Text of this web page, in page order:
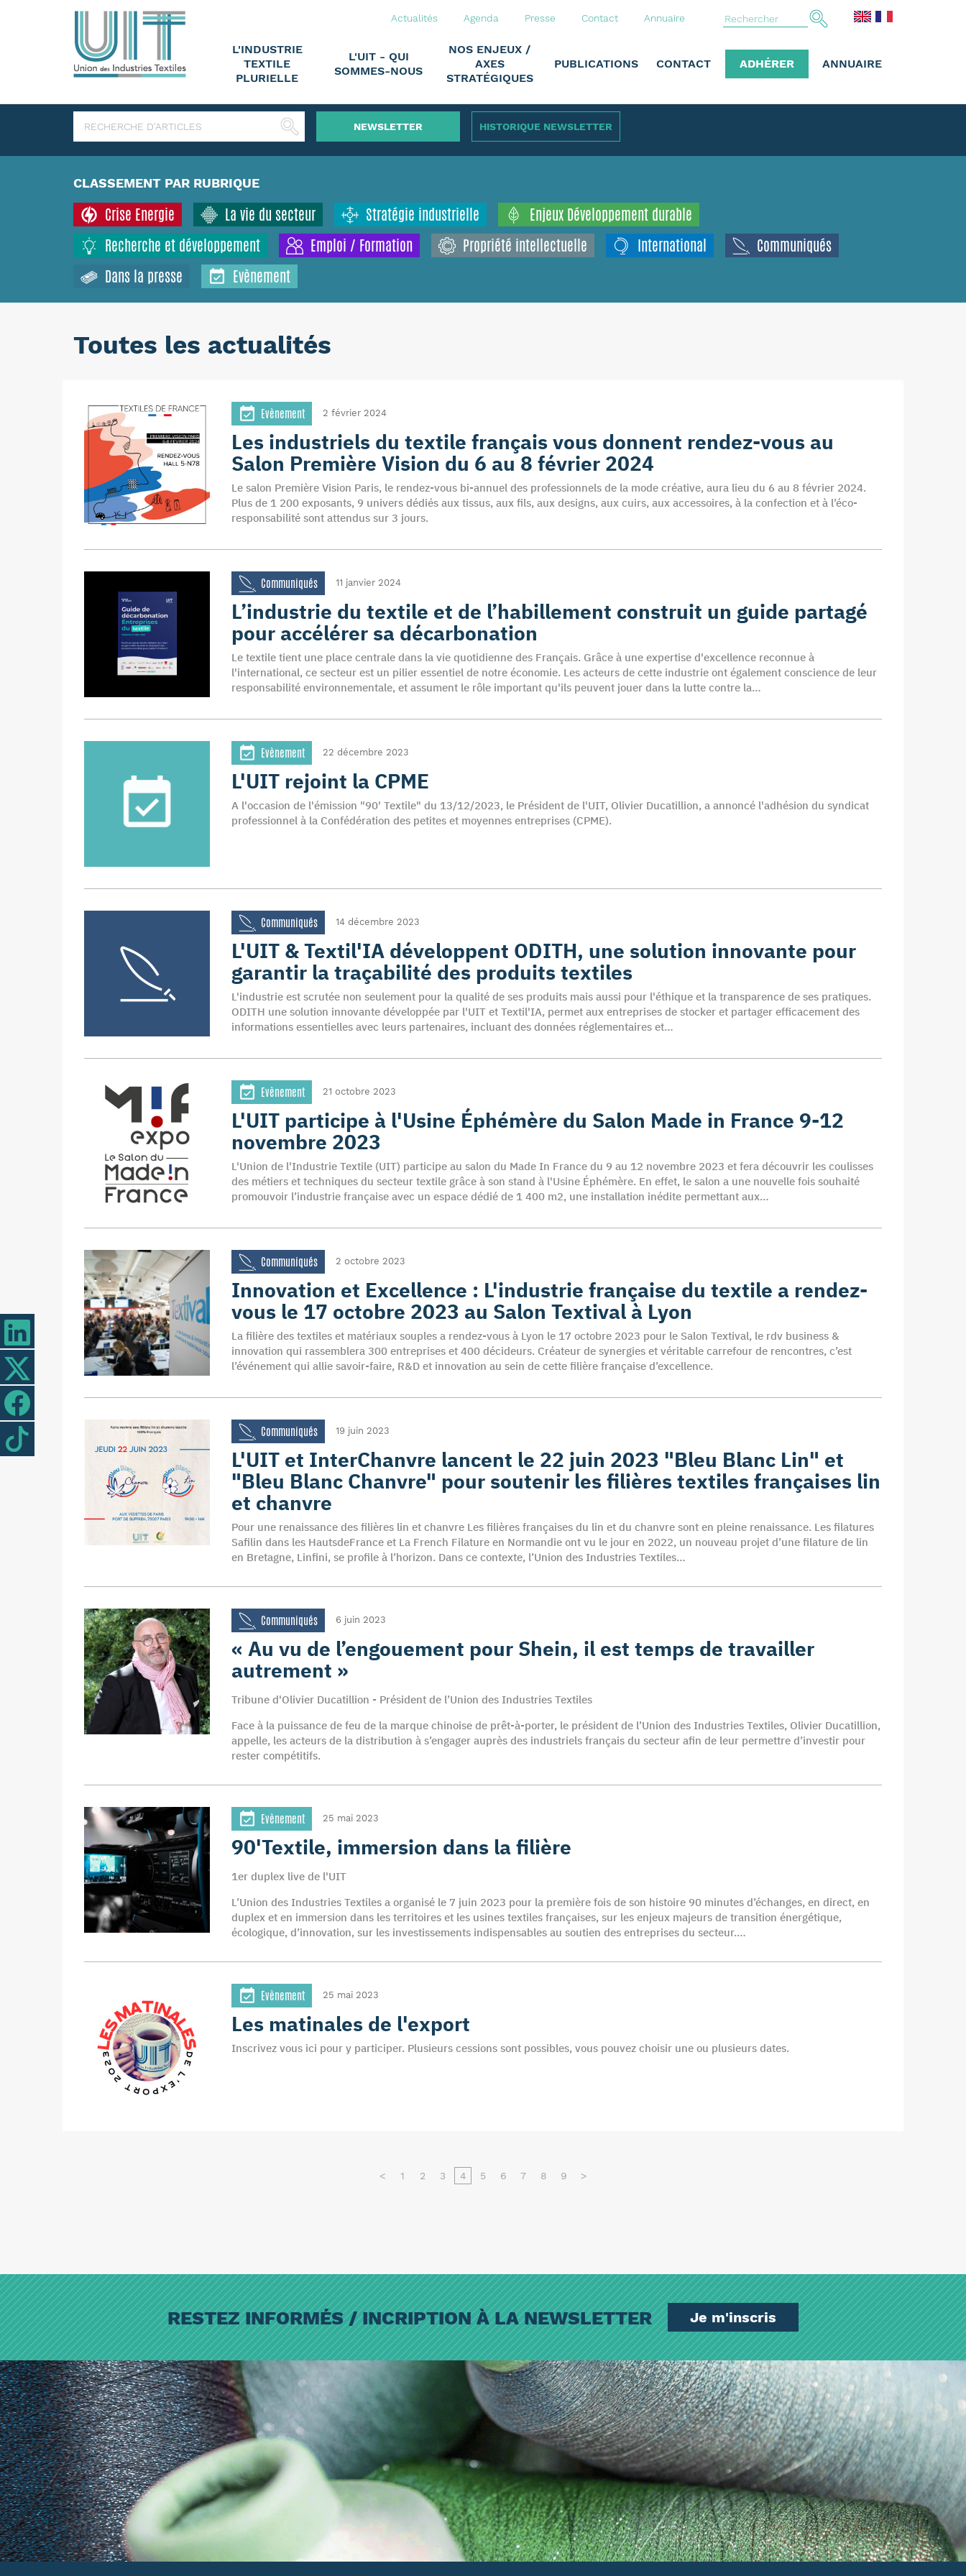
Actualités Agenda Presse Contact Annuaire
L'INDUSTRIE
TEXTILE
PLURIELLE
L'UIT - QUI
SOMMES-NOUS
NOS ENJEUX /
AXES
STRATÉGIQUES
PUBLICATIONS CONTACT ADHÉRER ANNUAIRE
NEWSLETTER HISTORIQUE NEWSLETTER
CLASSEMENT PAR RUBRIQUE
Crise Energie La vie du secteur Stratégie industrielle
Enjeux Développement durable
Recherche et développement
Emploi / Formation Propriété intellectuelle International
Communiqués
Dans la presse
Evènement
Toutes les actualités
Evènement 2 février 2024
Les industriels du textile français vous donnent rendez-vous au
Salon Première Vision du 6 au 8 février 2024
Le salon Première Vision Paris, le rendez-vous bi-annuel des professionnels de la mode créative, aura lieu du 6 au 8 février 2024.
Plus de 1 200 exposants, 9 univers dédiés aux tissus, aux fils, aux designs, aux cuirs, aux accessoires, à la confection et à l’éco-
responsabilité sont attendus sur 3 jours.
Communiqués 11 janvier 2024
L’industrie du textile et de l’habillement construit un guide partagé
pour accélérer sa décarbonation
Le textile tient une place centrale dans la vie quotidienne des Français. Grâce à une expertise d'excellence reconnue à
l'international, ce secteur est un pilier essentiel de notre économie. Les acteurs de cette industrie ont également conscience de leur
responsabilité environnementale, et assument le rôle important qu'ils peuvent jouer dans la lutte contre la…
Evènement 22 décembre 2023
L'UIT rejoint la CPME
A l'occasion de l'émission "90' Textile" du 13/12/2023, le Président de l'UIT, Olivier Ducatillion, a annoncé l'adhésion du syndicat
professionnel à la Confédération des petites et moyennes entreprises (CPME).
Communiqués 14 décembre 2023
L'UIT & Textil'IA développent ODITH, une solution innovante pour
garantir la traçabilité des produits textiles
L'industrie est scrutée non seulement pour la qualité de ses produits mais aussi pour l'éthique et la transparence de ses pratiques.
ODITH une solution innovante développée par l'UIT et Textil'IA, permet aux entreprises de stocker et partager efficacement des
informations essentielles avec leurs partenaires, incluant des données réglementaires et…
Evènement 21 octobre 2023
L'UIT participe à l'Usine Éphémère du Salon Made in France 9-12
novembre 2023
L'Union de l'Industrie Textile (UIT) participe au salon du Made In France du 9 au 12 novembre 2023 et fera découvrir les coulisses
des métiers et techniques du secteur textile grâce à son stand à l'Usine Éphémère. En effet, le salon a une nouvelle fois souhaité
promouvoir l’industrie française avec un espace dédié de 1 400 m2, une installation inédite permettant aux…
Communiqués 2 octobre 2023
Innovation et Excellence : L'industrie française du textile a rendez-
vous le 17 octobre 2023 au Salon Textival à Lyon
La filière des textiles et matériaux souples a rendez-vous à Lyon le 17 octobre 2023 pour le Salon Textival, le rdv business &
innovation qui rassemblera 300 entreprises et 400 décideurs. Créateur de synergies et véritable carrefour de rencontres, c’est
l’événement qui allie savoir-faire, R&D et innovation au sein de cette filière française d’excellence.
Communiqués 19 juin 2023
L'UIT et InterChanvre lancent le 22 juin 2023 "Bleu Blanc Lin" et
"Bleu Blanc Chanvre" pour soutenir les filières textiles françaises lin
et chanvre
Pour une renaissance des filières lin et chanvre Les filières françaises du lin et du chanvre sont en pleine renaissance. Les filatures
Safilin dans les HautsdeFrance et La French Filature en Normandie ont vu le jour en 2022, un nouveau projet d’une filature de lin
en Bretagne, Linfini, se profile à l’horizon. Dans ce contexte, l’Union des Industries Textiles…
Communiqués 6 juin 2023
« Au vu de l’engouement pour Shein, il est temps de travailler
autrement »
Tribune d'Olivier Ducatillion - Président de l’Union des Industries Textiles
Face à la puissance de feu de la marque chinoise de prêt-à-porter, le président de l’Union des Industries Textiles, Olivier Ducatillion,
appelle, les acteurs de la distribution à s’engager auprès des industriels français du secteur afin de leur permettre d’investir pour
rester compétitifs.
Evènement 25 mai 2023
90'Textile, immersion dans la filière
1er duplex live de l'UIT
L’Union des Industries Textiles a organisé le 7 juin 2023 pour la première fois de son histoire 90 minutes d’échanges, en direct, en
duplex et en immersion dans les territoires et les usines textiles françaises, sur les enjeux majeurs de transition énergétique,
écologique, d’innovation, sur les investissements indispensables au soutien des entreprises du secteur.…
Evènement 25 mai 2023
Les matinales de l'export
Inscrivez vous ici pour y participer. Plusieurs cessions sont possibles, vous pouvez choisir une ou plusieurs dates.
< 1 2 3 4 5 6 7 8 9 >
RESTEZ INFORMÉS / INCRIPTION À LA NEWSLETTER Je m'inscris